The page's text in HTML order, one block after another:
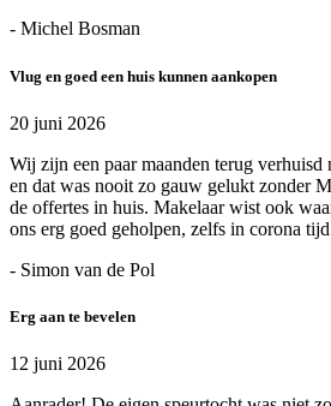
- Michel Bosman
Vlug en goed een huis kunnen aankopen
20 juni 2026
Wij zijn een paar maanden terug verhuisd
en dat was nooit zo gauw gelukt zonder
de offertes in huis. Makelaar wist ook
ons erg goed geholpen, zelfs in corona
- Simon van de Pol
Erg aan te bevelen
12 juni 2026